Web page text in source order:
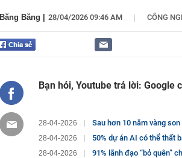
Băng Băng 28/04/2026 09:46 AM | CÔNG
Bạn hỏi, Youtube trả lời: Google
28-04-2026 Sau hơn 10 năm vàng
28-04-2026 50% dự án AI có thể thất
28-04-2026 91% lãnh đạo “bỏ quên” chỉ